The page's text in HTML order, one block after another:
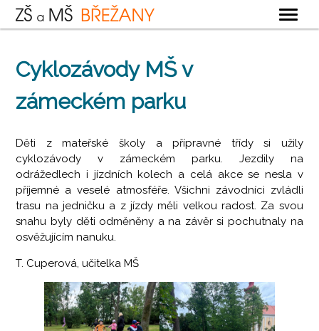
ZÁKLADNÍ ŠKOLA
MATEŘSKÁ ŠKOLA
ŠKOLNÍ JÍDELNA
KONTAKTY
Cyklozávody MŠ v
zámeckém parku
Děti z mateřské školy a přípravné třídy si užily
cyklozávody v zámeckém parku. Jezdily na
odrážedlech i jízdních kolech a celá akce se nesla v
příjemné a veselé atmosféře. Všichni závodníci zvládli
trasu na jedničku a z jízdy měli velkou radost. Za svou
snahu byly děti odměněny a na závěr si pochutnaly na
osvěžujícím nanuku.
T. Cuperová, učitelka MŠ